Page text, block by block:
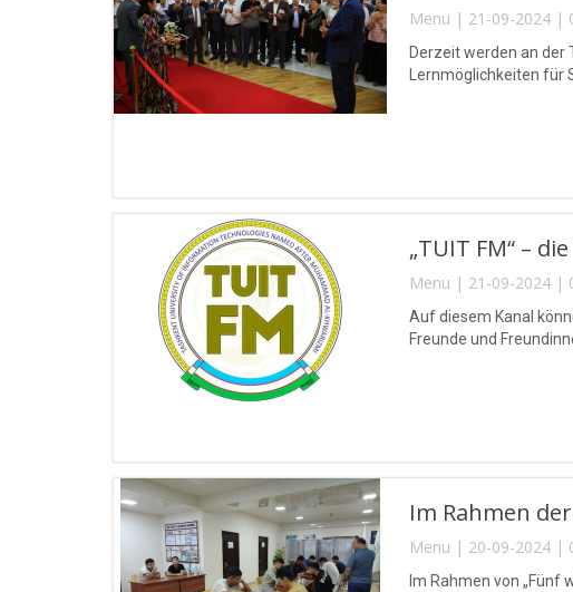
Menu | 21-09-2024 |
Derzeit werden an
Lernmöglichkeiten für
„TUIT FM“ –
Menu | 21-09-2024 |
Auf diesem Kanal
Freunde und
Im Rahmen
Menu | 20-09-2024 |
Im Rahmen von